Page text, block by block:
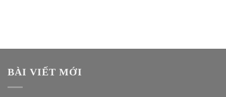
BÀI VIẾT MỚI